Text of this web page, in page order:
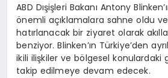
ABD Dışişleri Bakanı Antony
önemli açıklamalara sahne oldu
hatırlanacak bir ziyaret olarak
benziyor. Blinken’ın Türkiye’den
ikili ilişkiler ve bölgesel konulardaki
takip edilmeye devam edecek.